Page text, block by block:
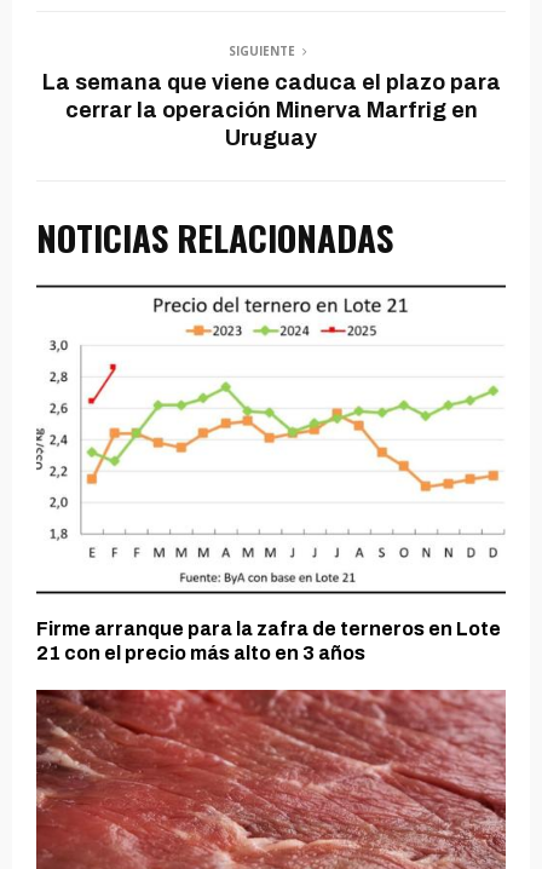
SIGUIENTE
La semana que viene caduca el plazo para
cerrar la operación Minerva Marfrig en
Uruguay
NOTICIAS RELACIONADAS
Firme arranque para la zafra de terneros en Lote
21 con el precio más alto en 3 años